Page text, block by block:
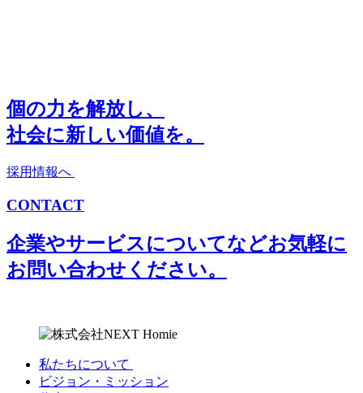
個の力を解放し、
社会に新しい価値を。
採用情報へ
CONTACT
企業やサービスについてなどお気軽に
お問い合わせください。
私たちについて
ビジョン・ミッション